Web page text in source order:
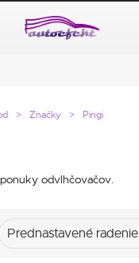
Značky Pingi
odvlhčovačov.
Prednastavené radenie